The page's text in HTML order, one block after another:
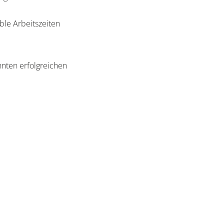
Arbeitszeiten
erfolgreichen